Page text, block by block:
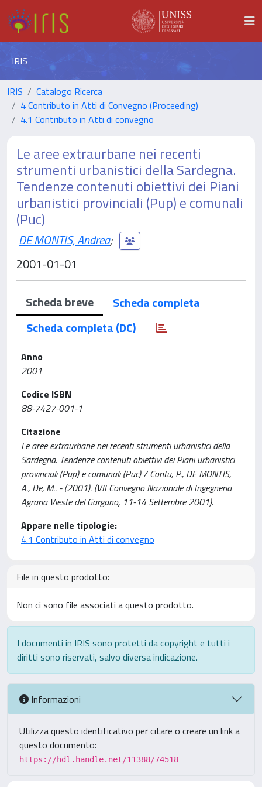
IRIS
IRIS
Catalogo Ricerca
4 Contributo in Atti di Convegno (Proceeding)
4.1 Contributo in Atti di convegno
Le aree extraurbane nei recenti
strumenti urbanistici della Sardegna.
Tendenze contenuti obiettivi dei Piani
urbanistici provinciali (Pup) e comunali
(Puc)
DE MONTIS, Andrea;
2001-01-01
Scheda breve
Scheda completa
Scheda completa (DC)
Anno
2001
Codice ISBN
88-7427-001-1
Citazione
Le aree extraurbane nei recenti strumenti urbanistici della
Sardegna. Tendenze contenuti obiettivi dei Piani urbanistici
provinciali (Pup) e comunali (Puc) / Contu, P., DE MONTIS,
A., De, M.. - (2001). (VII Convegno Nazionale di Ingegneria
Agraria Vieste del Gargano, 11-14 Settembre 2001).
Appare nelle tipologie:
4.1 Contributo in Atti di convegno
File in questo prodotto:
Non ci sono file associati a questo prodotto.
I documenti in IRIS sono protetti da copyright e tutti i
diritti sono riservati, salvo diversa indicazione.
Informazioni
Utilizza questo identificativo per citare o creare un link a
questo documento:
https://hdl.handle.net/11388/74518